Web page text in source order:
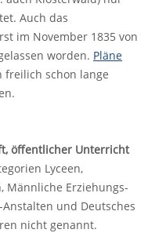
Auch das
im November 1835 von
worden. Pläne
freilich schon lange
öffentlicher Unterricht
Lyceen,
Männliche Erziehungs-
und Deutsches
nicht genannt.